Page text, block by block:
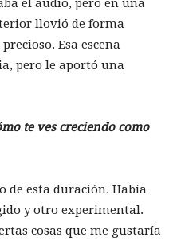
el audio, pero en una
llovió de forma
Esa escena
pero le aportó una
te ves creciendo como
de esta duración. Había
y otro experimental.
cosas que me gustaría